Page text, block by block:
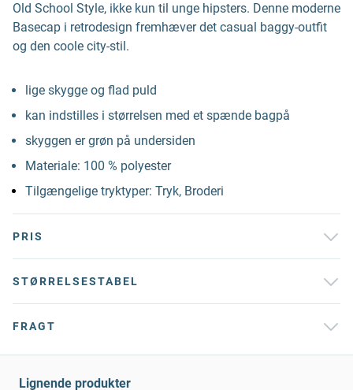
Old School Style, ikke kun til unge hipsters. Denne moderne
Basecap i retrodesign fremhæver det casual baggy-outfit
og den coole city-stil.
lige skygge og flad puld
kan indstilles i størrelsen med et spænde bagpå
skyggen er grøn på undersiden
Materiale: 100 % polyester
Tilgængelige tryktyper: Tryk, Broderi
PRIS
STØRRELSESTABEL
FRAGT
Lignende produkter